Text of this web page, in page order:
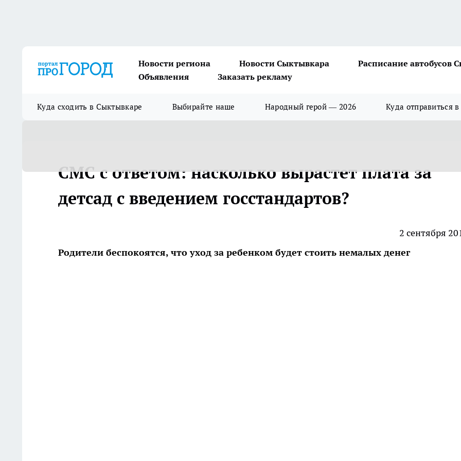
Новости региона Новости Сыктывкара
Расписание автобусов
Объявления
Заказать рекламу
Куда сходить в Сыктывкаре Выбирайте наше Народный герой — 2026 Куда отправиться в
СМС с ответом: насколько вырастет плата за
детсад с введением госстандартов?
2 сентября
Родители беспокоятся, что уход за ребенком будет стоить немалых денег